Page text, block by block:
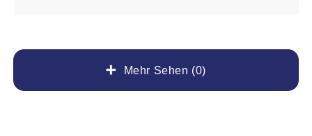
Mehr Sehen (0)